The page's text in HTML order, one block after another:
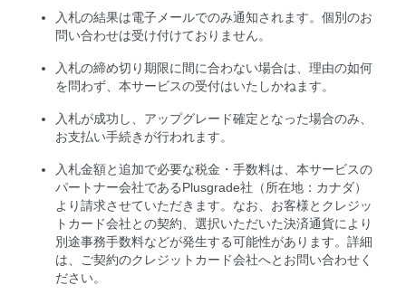
入札の結果は電子メールでのみ通知されます。個別のお
問い合わせは受け付けておりません。
入札の締め切り期限に間に合わない場合は、理由の如何
を問わず、本サービスの受付はいたしかねます。
入札が成功し、アップグレード確定となった場合のみ、
お支払い手続きが行われます。
入札金額と追加で必要な税金・手数料は、本サービスの
パートナー会社であるPlusgrade社（所在地：カナダ）
より請求させていただきます。なお、お客様とクレジッ
トカード会社との契約、選択いただいた決済通貨により
別途事務手数料などが発生する可能性があります。詳細
は、ご契約のクレジットカード会社へとお問い合わせく
ださい。